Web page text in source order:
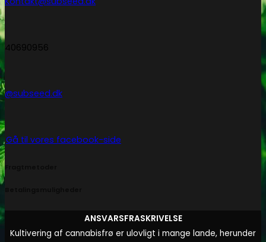
40690956
@subseed.dk
Gå til vores facebook-side
ANSVARSFRASKRIVELSE
Kultivering af cannabisfrø er ulovligt i mange lande, herunder